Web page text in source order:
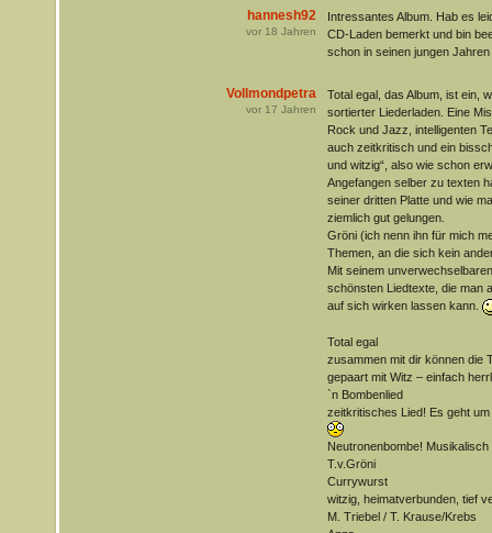
hannesh92
vor 18 Jahren
Intressantes Album. Hab es
CD-Laden bemerkt und bin
schon in seinen jungen
Vollmondpetra
vor 17 Jahren
Total egal, das Album, ist ein,
sortierter Liederladen. Eine
Rock und Jazz, intelligenten
auch zeitkritisch und ein
und witzig“, also wie schon
Angefangen selber zu texten
seiner dritten Platte und wie
ziemlich gut gelungen.
Gröni (ich nenn ihn für mich
Themen, an die sich kein
Mit seinem
schönsten Liedtexte, die man
auf sich wirken lassen kann.
Total egal
zusammen mit dir können die
gepaart mit Witz – einfach
`n Bombenlied
zeitkritisches Lied! Es geht
Neutronenbombe!
T.v.Gröni
Currywurst
witzig, heimatverbunden, tief
M. Triebel / T. Krause/Krebs